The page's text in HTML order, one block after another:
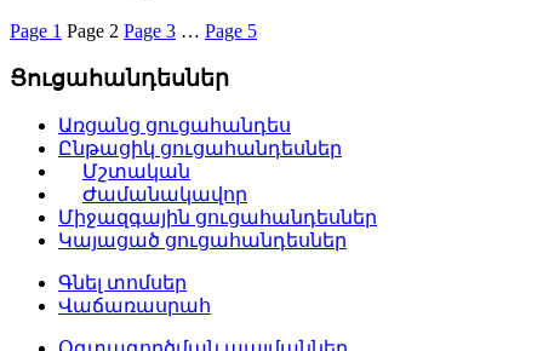
Page 1 Page 2 Page 3 … Page 5
Ցուցահանդեսներ
Առցանց ցուցահանդես
Ընթացիկ ցուցահանդեսներ
Մշտական
Ժամանակավոր
Միջազգային ցուցահանդեսներ
Կայացած ցուցահանդեսներ
Գնել տոմսեր
Վաճառասրահ